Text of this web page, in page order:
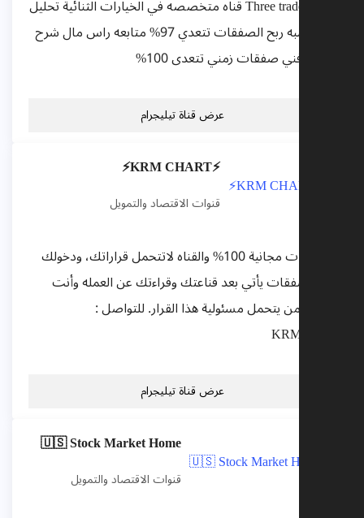
قناة Three traders قناه متخصصه في الخيارات الثنائية تحليل
فني نسبه ربح الصفقات تتعدي 97% متابعه راس مال شرح
تحليل فني صفقات زمني تتعدى 100%
عرض قناة تيليجرام
⚡️KRM CHART⚡️
قنوات الاقتصاد والتمويل
التوصيات مجانية 100% والقناه لاتتحمل قراراتك، ودخولك
في الصفقات يأتي بعد قناعتك وقراءتك عن العمله وأنت
وحدك من يتحمل مسئولية هذا القرار. للتواصل :
عرض قناة تيليجرام
🇺🇸 Stock Market Home
قنوات الاقتصاد والتمويل